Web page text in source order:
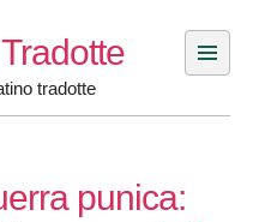
tradotte
punica: